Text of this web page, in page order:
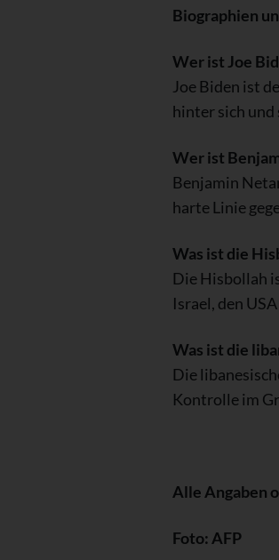
Biographien
Wer ist Joe
Joe Biden ist
hinter sich
Wer ist
Benjamin
harte Linie
Was ist die
Die Hisbollah
Israel, den
Was ist die
Die
Kontrolle im
Alle Angaben
Foto: AFP